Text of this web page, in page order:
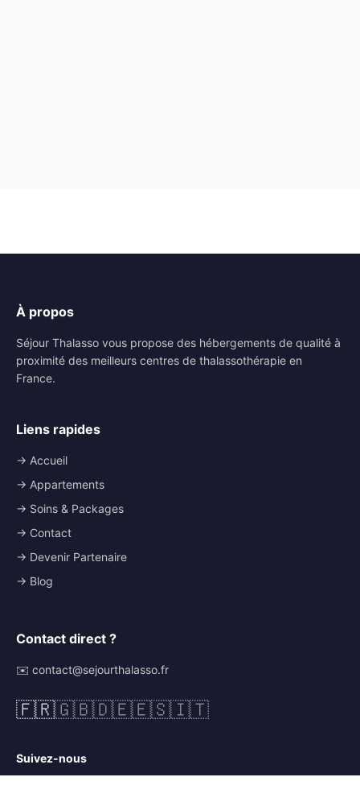
À propos
Séjour Thalasso vous propose des hébergements de qualité à
proximité des meilleurs centres de thalassothérapie en
France.
Liens rapides
→ Accueil
→ Appartements
→ Soins & Packages
→ Contact
→ Devenir Partenaire
→ Blog
Contact direct ?
✉️ contact@sejourthalasso.fr
🇫🇷🇬🇧🇩🇪🇪🇸🇮🇹
Suivez-nous